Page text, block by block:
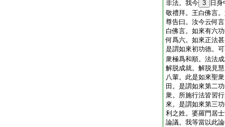
非法。我今 3
日
敬禮拜。王白佛言
尊告曰。汝今云何
白佛言。如來有六
何爲六。如來正法
是謂如來初功徳。
衆極爲和順。法法
解脱成就。解脱見
八輩。此是如來聖
田。是謂如來第二
衆。所施行法皆習
來。是謂如來第三
利之姓。婆羅門居
論議。我等當以此